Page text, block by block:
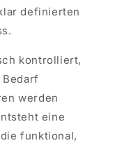
definierten
kontrolliert,
werden
eine
funktional,